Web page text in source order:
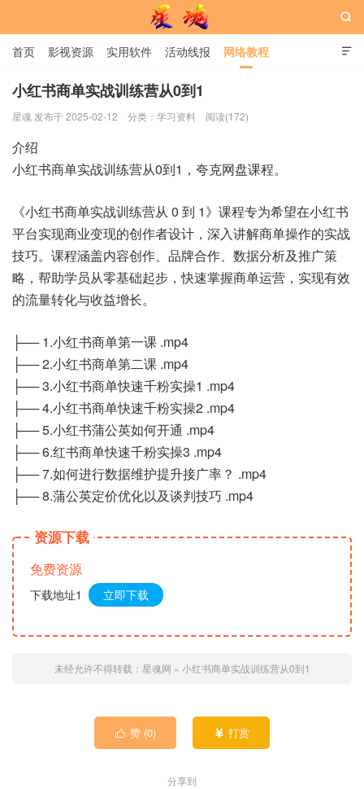

首页 影视资源 实用软件 活动线报 网络教程
用户中心 书籍 娱乐

小红书商单实战训练营从0到1
星魂 发布于 2025-02-12 分类： 学习资料 阅读(172)
介绍
小红书商单实战训练营从0到1，夸克网盘课程。
《小红书商单实战训练营从 0 到 1》课程专为希望在小红书
平台实现商业变现的创作者设计，深入讲解商单操作的实战
技巧。课程涵盖内容创作、品牌合作、数据分析及推广策
略，帮助学员从零基础起步，快速掌握商单运营，实现有效
的流量转化与收益增长。
├── 1.小红书商单第一课 .mp4
├── 2.小红书商单第二课 .mp4
├── 3.小红书商单快速千粉实操1 .mp4
├── 4.小红书商单快速千粉实操2 .mp4
├── 5.小红书蒲公英如何开通 .mp4
├── 6.红书商单快速千粉实操3 .mp4
├── 7.如何进行数据维护提升接广率？ .mp4
├── 8.蒲公英定价优化以及谈判技巧 .mp4
资源下载
免费资源
下载地址1 立即下载
未经允许不得转载： 星魂网 » 小红书商单实战训练营从0到1
 赞 (0)  打赏
分享到